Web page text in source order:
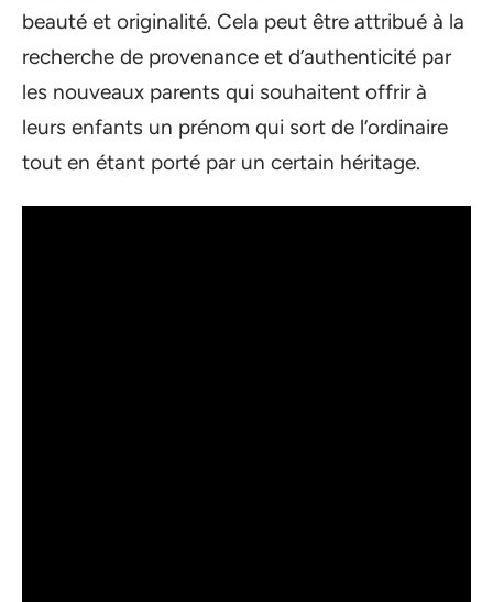
beauté et originalité. Cela peut être attribué à la
recherche de provenance et d’authenticité par
les nouveaux parents qui souhaitent offrir à
leurs enfants un prénom qui sort de l’ordinaire
tout en étant porté par un certain héritage.